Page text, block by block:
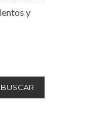
y
BUSCAR